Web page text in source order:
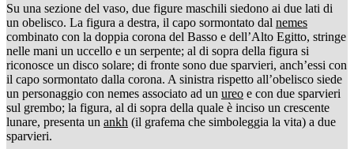
Su una sezione del vaso, due figure maschili siedono ai due lati di
un obelisco. La figura a destra, il capo sormontato dal nemes
combinato con la doppia corona del Basso e dell’Alto Egitto, stringe
nelle mani un uccello e un serpente; al di sopra della figura si
riconosce un disco solare; di fronte sono due sparvieri, anch’essi con
il capo sormontato dalla corona. A sinistra rispetto all’obelisco siede
un personaggio con nemes associato ad un ureo e con due sparvieri
sul grembo; la figura, al di sopra della quale è inciso un crescente
lunare, presenta un ankh (il grafema che simboleggia la vita) a due
sparvieri.